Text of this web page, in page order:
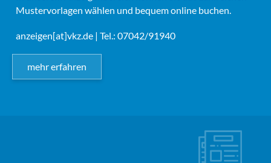
Mustervorlagen wählen und bequem online buchen.
anzeigen[at]vkz.de | Tel.: 07042/91940
mehr erfahren